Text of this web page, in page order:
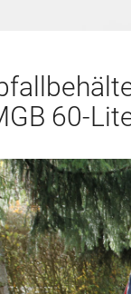
60-